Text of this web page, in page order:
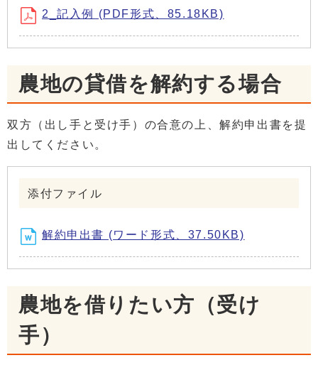
2_記入例 (PDF形式、85.18KB)
農地の貸借を解約する場合
双方（出し手と受け手）の合意の上、解約申出書を提
出してください。
添付ファイル
解約申出書 (ワード形式、37.50KB)
農地を借りたい方（受け
手）